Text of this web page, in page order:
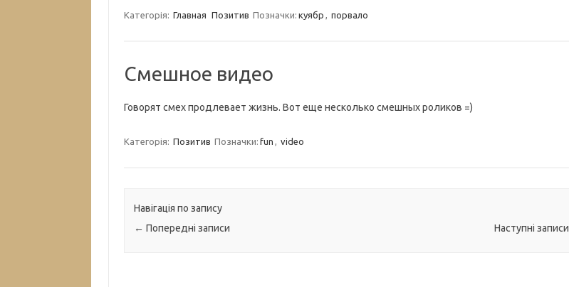
Категорія: Главная Позитив Позначки: куябр , порвало
Смешное видео
Говорят смех продлевает жизнь. Вот еще несколько смешных роликов =)
Категорія: Позитив Позначки: fun , video
Навігація по запису
← Попередні записи Наступні записи